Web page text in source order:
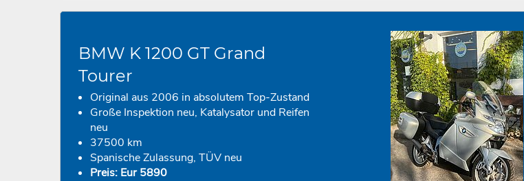
BMW K 1200 GT Grand
Tourer
Original aus 2006 in absolutem Top-Zustand
Große Inspektion neu, Katalysator und Reifen
neu
37500 km
Spanische Zulassung, TÜV neu
Preis: Eur 5890